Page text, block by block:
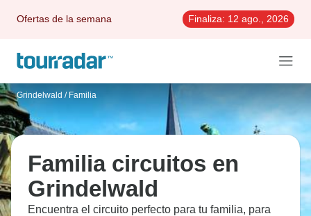
Ofertas de la semana Finaliza: 12 ago., 2026
Grindelwald / Familia
Familia circuitos en
Grindelwald
Encuentra el circuito perfecto para tu familia, para